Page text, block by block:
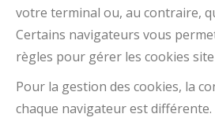
votre terminal ou, au contraire,
Certains navigateurs vous
règles pour gérer les cookies
Pour la gestion des cookies, la
chaque navigateur est différente.